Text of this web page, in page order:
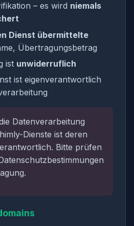
– es wird niemals
Dienst übermittelte
Übertragungsbetrag
ist unwiderruflich
ist eigenverantwortlich
Datenverarbeitung
Dienste ist deren
Bitte prüfen